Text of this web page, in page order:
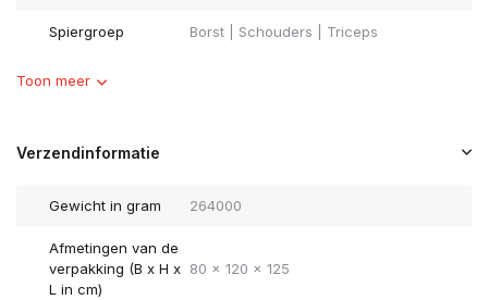
Spiergroep Borst | Schouders | Triceps
Toon meer
Verzendinformatie
Gewicht in gram 264000
Afmetingen van de
verpakking (B x H x
L in cm)
80 x 120 x 125